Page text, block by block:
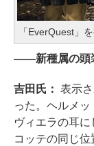
「EverQuest」
――新種属の頭
吉田氏： 表示
った。ヘルメッ
ヴィエラの耳
コッテの同じ